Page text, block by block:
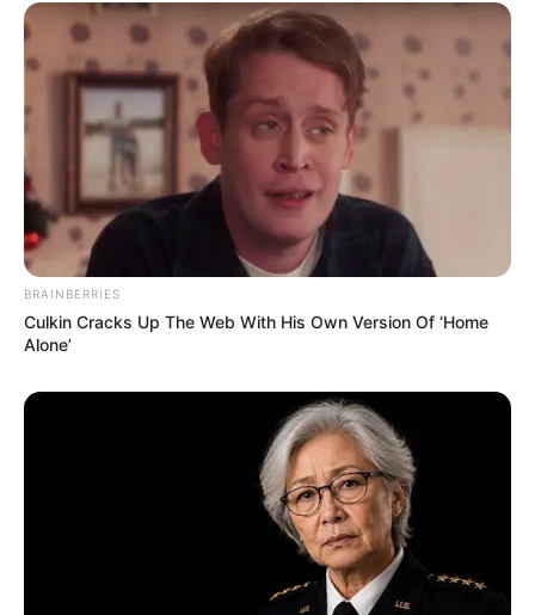
Japan's Greatest Doctors Say Memory Loss Isn't
Age: Just Stop Drinking These 3 Beverages
NEUROMIND PRO
BRAINBERRIES
Culkin Cracks Up The Web With His Own Version Of ‘Home
Alone’